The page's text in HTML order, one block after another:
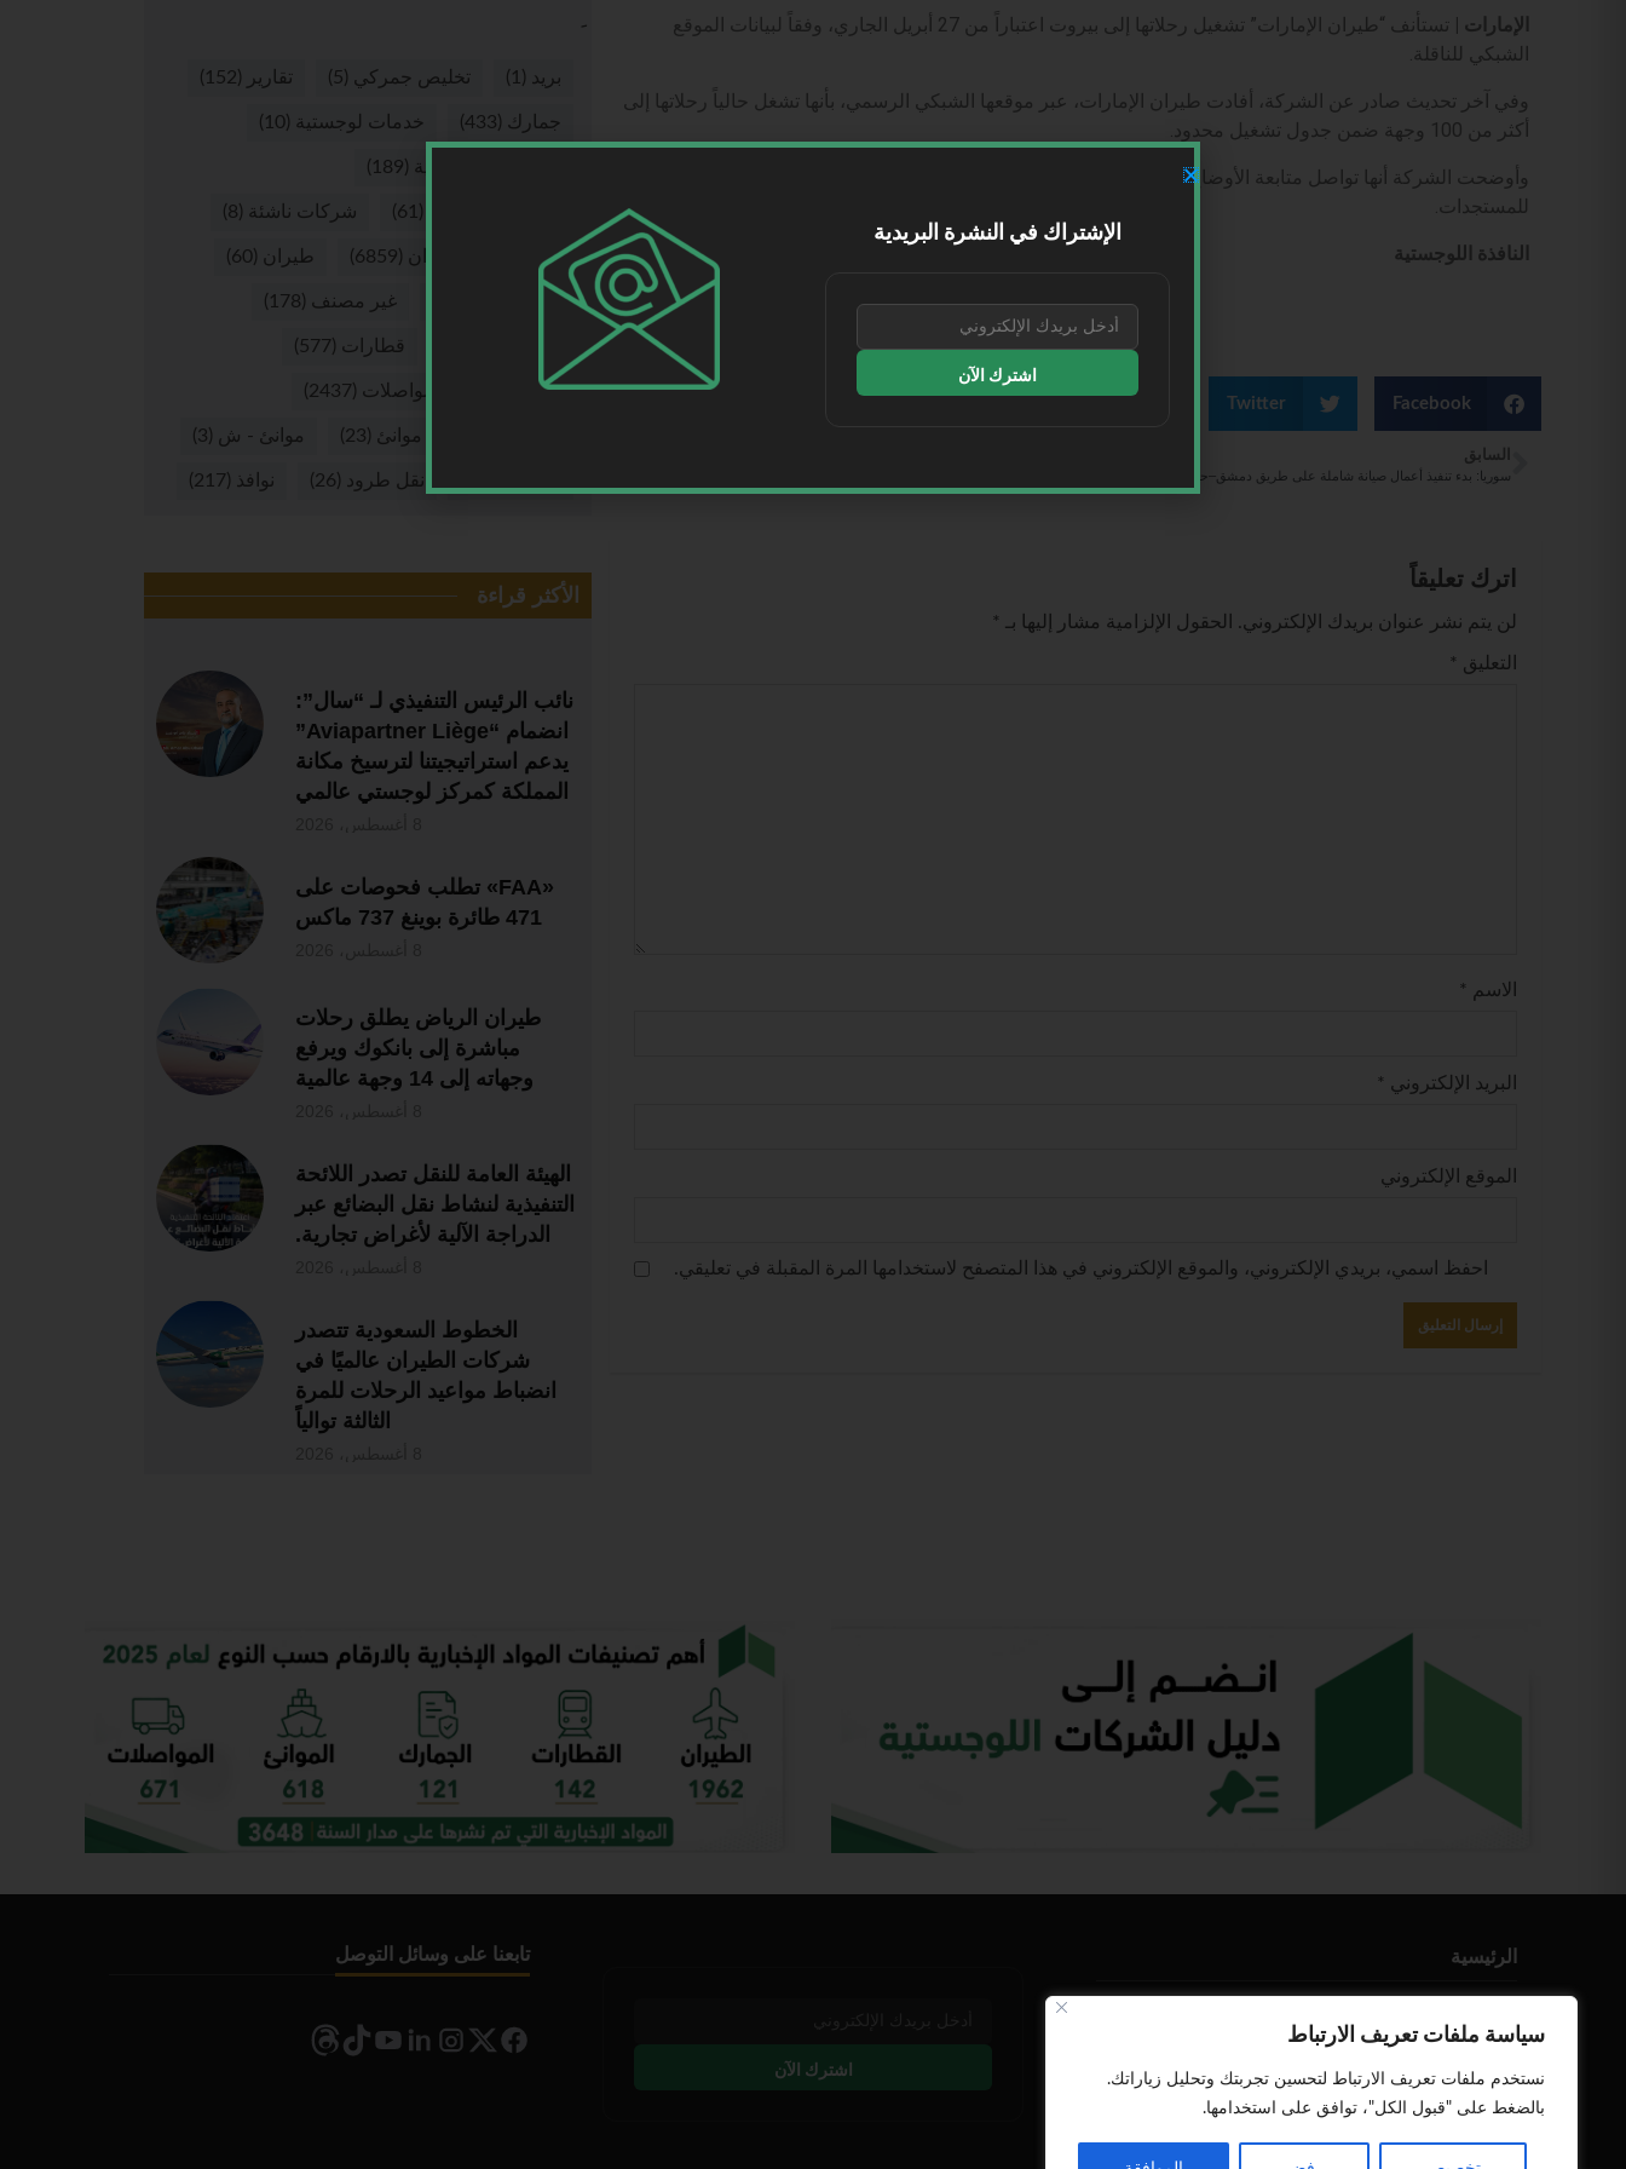
سياسة ملفات تعريف الارتباط
نستخدم ملفات تعريف الارتباط لتحسين تجربتك وتحليل زياراتك.
بالضغط على "قبول الكل"، توافق على استخدامها.
الإمارات |
تستأنف “طيران الإمارات” تشغيل رحلاتها إلى بيروت اعتباراً من 27 أبريل الجاري، وفقاً لبيانات الموقع
الشبكي للناقلة.
وفي آخر تحديث صادر عن الشركة، أفادت طيران الإمارات، عبر موقعها الشبكي الرسمي، بأنها تشغل حالياً رحلاتها إلى
أكثر من 100 وجهة ضمن جدول تشغيل محدود.
وأوضحت الشركة أنها تواصل متابعة الأوضاع عن كثب، وستعمل على تحديث جدول عملياتها التشغيلية وفقاً
للمستجدات.
النافذة اللوجستية
Facebook
Twitter
السابق
سوريا: بدء تنفيذ أعمال صيانة شاملة على طريق دمشق–حلب الدولي
اترك تعليقاً
لن يتم نشر عنوان بريدك الإلكتروني. الحقول الإلزامية مشار إليها بـ *
التعليق *
الاسم *
البريد الإلكتروني *
الموقع الإلكتروني
احفظ اسمي، بريدي الإلكتروني، والموقع الإلكتروني في هذا المتصفح لاستخدامها المرة المقبلة في تعليقي.
بريد (1) تخليص جمركي (5) تقارير (152)
جمارك (433) خدمات لوجستية (10)
شخصيات لوجستية (189)
(61) شركات ناشئة (8)
طرق طيران (6859) طيران (60)
طيران - ش غير مصنف (178)
قطارات (577)
مقالات مواصلات (2437)
موانئ (23) موانئ - ش (3)
نقل طرود (26) نوافذ (217)
الأكثر قراءة
نائب الرئيس التنفيذي لـ “سال”:
انضمام “Aviapartner Liège”
يدعم استراتيجيتنا لترسيخ مكانة
المملكة كمركز لوجستي عالمي
«FAA» تطلب فحوصات على
471 طائرة بوينغ 737 ماكس
طيران الرياض يطلق رحلات
مباشرة إلى بانكوك ويرفع
وجهاته إلى 14 وجهة عالمية
الهيئة العامة للنقل تصدر اللائحة
التنفيذية لنشاط نقل البضائع عبر
الدراجة الآلية لأغراض تجارية.
الخطوط السعودية تتصدر
شركات الطيران عالميًا في
انضباط مواعيد الرحلات للمرة
الثالثة توالياً
الرئيسية
أعلن معنا
سياسة الخصوصية
اشترك الآن
تابعنا على وسائل التوصل
الإشتراك في النشرة البريدية
اشترك الآن